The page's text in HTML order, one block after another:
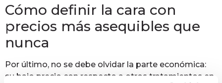
Cómo definir la cara con
precios más asequibles que
nunca
Por último, no se debe olvidar la parte económica:
su bajo precio con respecto a otros tratamientos en